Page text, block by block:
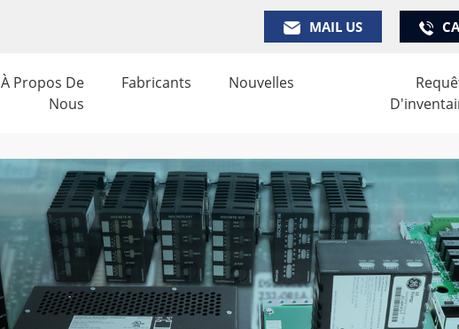
MAIL US
À Propos De
Nous
Fabricants Nouvelles